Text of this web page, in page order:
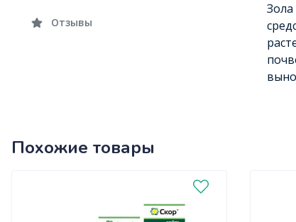
Отзывы
Похожие товары